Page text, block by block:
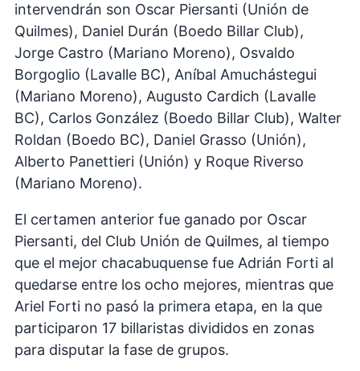
intervendrán son Oscar Piersanti (Unión de
Quilmes), Daniel Durán (Boedo Billar Club),
Jorge Castro (Mariano Moreno), Osvaldo
Borgoglio (Lavalle BC), Aníbal Amuchástegui
(Mariano Moreno), Augusto Cardich (Lavalle
BC), Carlos González (Boedo Billar Club), Walter
Roldan (Boedo BC), Daniel Grasso (Unión),
Alberto Panettieri (Unión) y Roque Riverso
(Mariano Moreno).
El certamen anterior fue ganado por Oscar
Piersanti, del Club Unión de Quilmes, al tiempo
que el mejor chacabuquense fue Adrián Forti al
quedarse entre los ocho mejores, mientras que
Ariel Forti no pasó la primera etapa, en la que
participaron 17 billaristas divididos en zonas
para disputar la fase de grupos.